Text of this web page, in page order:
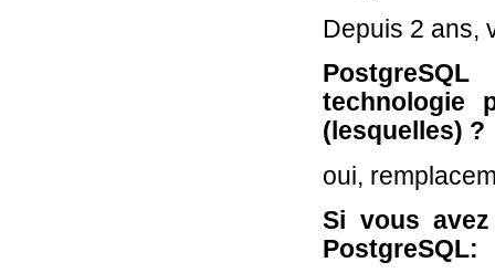
Depuis 2 ans,
technologie
(lesquelles) ?
oui,
Si vous
PostgreSQL: